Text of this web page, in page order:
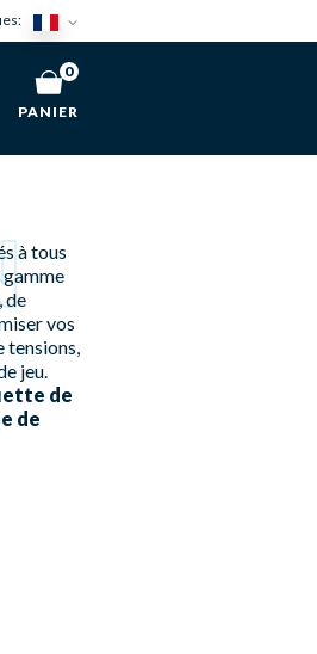
PANIER
0
à tous
gamme
de
vos
jeu.
de
de